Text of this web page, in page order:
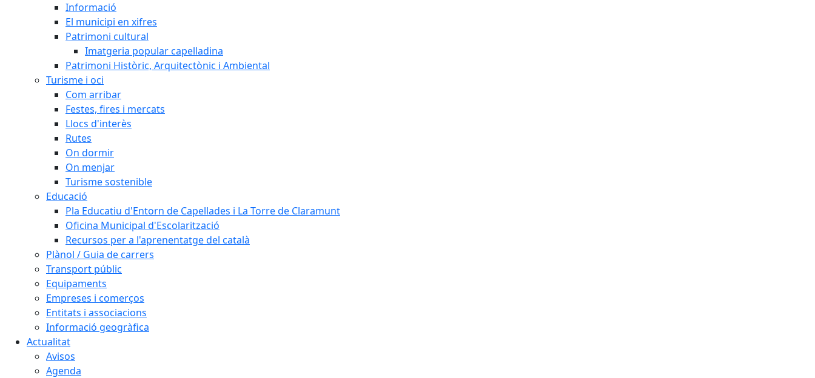
Informació
El municipi en xifres
Patrimoni cultural
Imatgeria popular capelladina
Patrimoni Històric, Arquitectònic i Ambiental
Turisme i oci
Com arribar
Festes, fires i mercats
Llocs d'interès
Rutes
On dormir
On menjar
Turisme sostenible
Educació
Pla Educatiu d'Entorn de Capellades i La Torre de Claramunt
Oficina Municipal d'Escolarització
Recursos per a l'aprenentatge del català
Plànol / Guia de carrers
Transport públic
Equipaments
Empreses i comerços
Entitats i associacions
Informació geogràfica
Actualitat
Avisos
Agenda